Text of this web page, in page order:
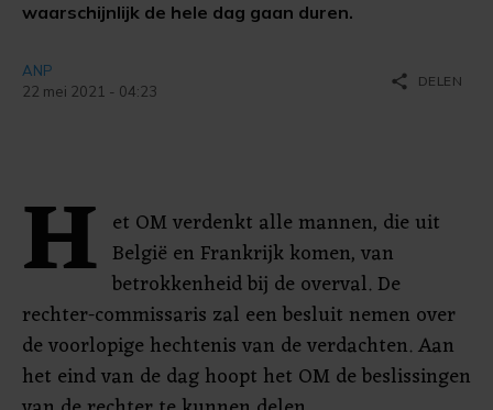
waarschijnlijk de hele dag gaan duren.
ANP
22 mei 2021 - 04:23
share DELEN
H et OM verdenkt alle mannen, die uit
België en Frankrijk komen, van
betrokkenheid bij de overval. De
rechter-commissaris zal een besluit nemen over
de voorlopige hechtenis van de verdachten. Aan
het eind van de dag hoopt het OM de beslissingen